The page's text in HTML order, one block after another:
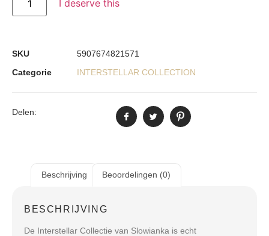
I deserve this
SKU
5907674821571
Categorie
INTERSTELLAR COLLECTION
Delen:
Beschrijving Beoordelingen (0)
BESCHRIJVING
De Interstellar Collectie van Slowianka is echt